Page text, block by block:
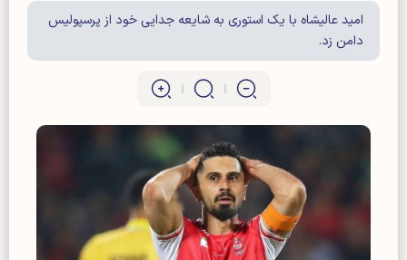
امید عالیشاه با یک استوری به شایعه جدایی خود از پرسپولیس
دامن زد.